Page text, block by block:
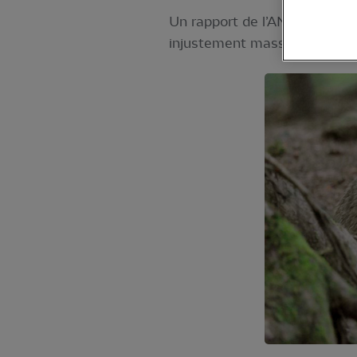
Un rapport de l’ANSES
injustement massacré en